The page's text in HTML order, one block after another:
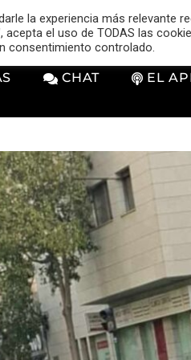
CHAT EL
la experiencia más relevante
el uso de TODAS las
consentimiento controlado.